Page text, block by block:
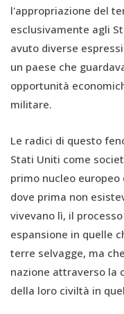
l'appropriazione del
esclusivamente agli
avuto diverse
un paese che
opportunità
militare.
Le radici di questo
Stati Uniti come
primo nucleo
dove prima non
vivevano lì, il
espansione in quelle
terre selvagge, ma che
nazione attraverso la
della loro civiltà in